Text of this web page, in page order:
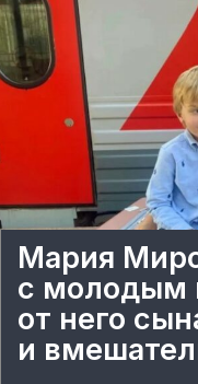
Мария
с молодым
от него
и